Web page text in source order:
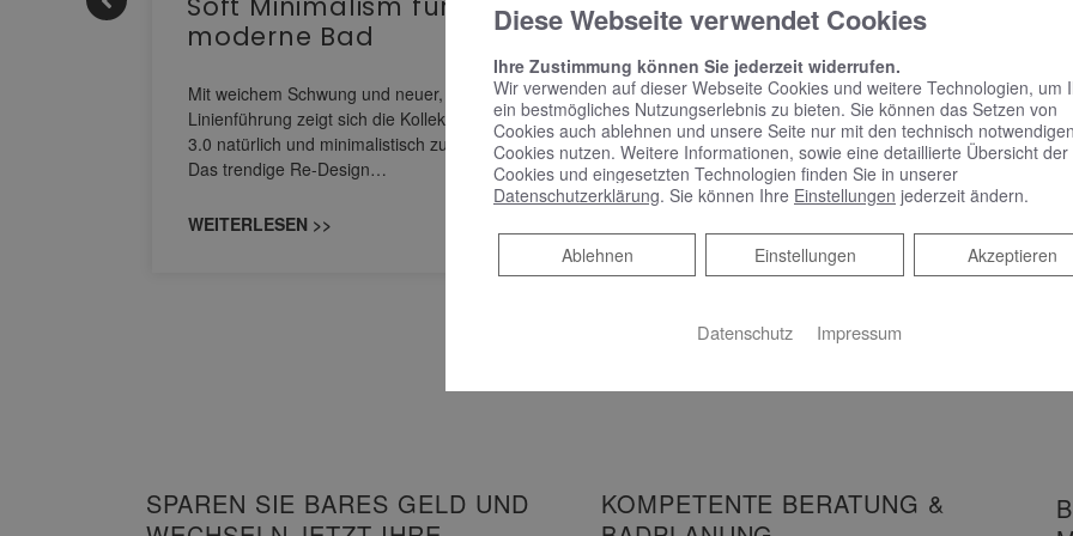
moderne Bad
Mit weichem Schwung und neuer, markanter
Linienführung zeigt sich die Kollektion Sinea
3.0 natürlich und minimalistisch zugleich.
Das trendige Re-Design…
WEITERLESEN >>
mit reduziertem Design
und benutzerfreundlicher
Bedienung
Spiegelschrank punktet mit reduziertem
Design und benutzerfreundlicher Bedienung
Schlicht, schön und mit vielen praktischen
Features – das zeichnet Phönix aus.…
WEITERLESEN >>
SPAREN SIE BARES GELD UND
KOMPETENTE BERATUNG &
Diese Webseite verwendet Cookies
Ihre Zustimmung können Sie jederzeit widerrufen.
Wir verwenden auf dieser Webseite Cookies und weitere Technologien, um
ein bestmögliches Nutzungserlebnis zu bieten. Sie können das Setzen von
Cookies auch ablehnen und unsere Seite nur mit den technisch notwendigen
Cookies nutzen. Weitere Informationen, sowie eine detaillierte Übersicht der
Cookies und eingesetzten Technologien finden Sie in unserer
Datenschutzerklärung. Sie können Ihre Einstellungen jederzeit ändern.
Akzeptieren
Einstellungen
Ablehnen
Ablehnen
Datenschutz Impressum